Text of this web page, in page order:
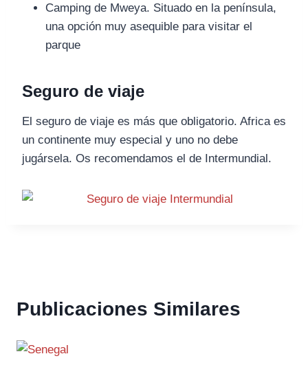
Camping de Mweya. Situado en la península,
una opción muy asequible para visitar el
parque
Seguro de viaje
El seguro de viaje es más que obligatorio. Africa es
un continente muy especial y uno no debe
jugársela. Os recomendamos el de Intermundial.
Publicaciones Similares